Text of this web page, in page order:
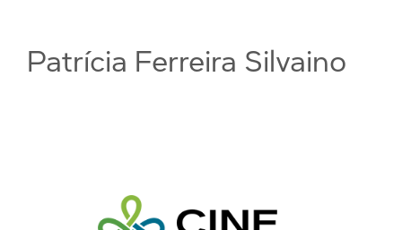
Patrícia Ferreira Silvaino